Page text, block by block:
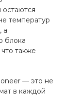
температур
а
блока
также
— это не
в каждой